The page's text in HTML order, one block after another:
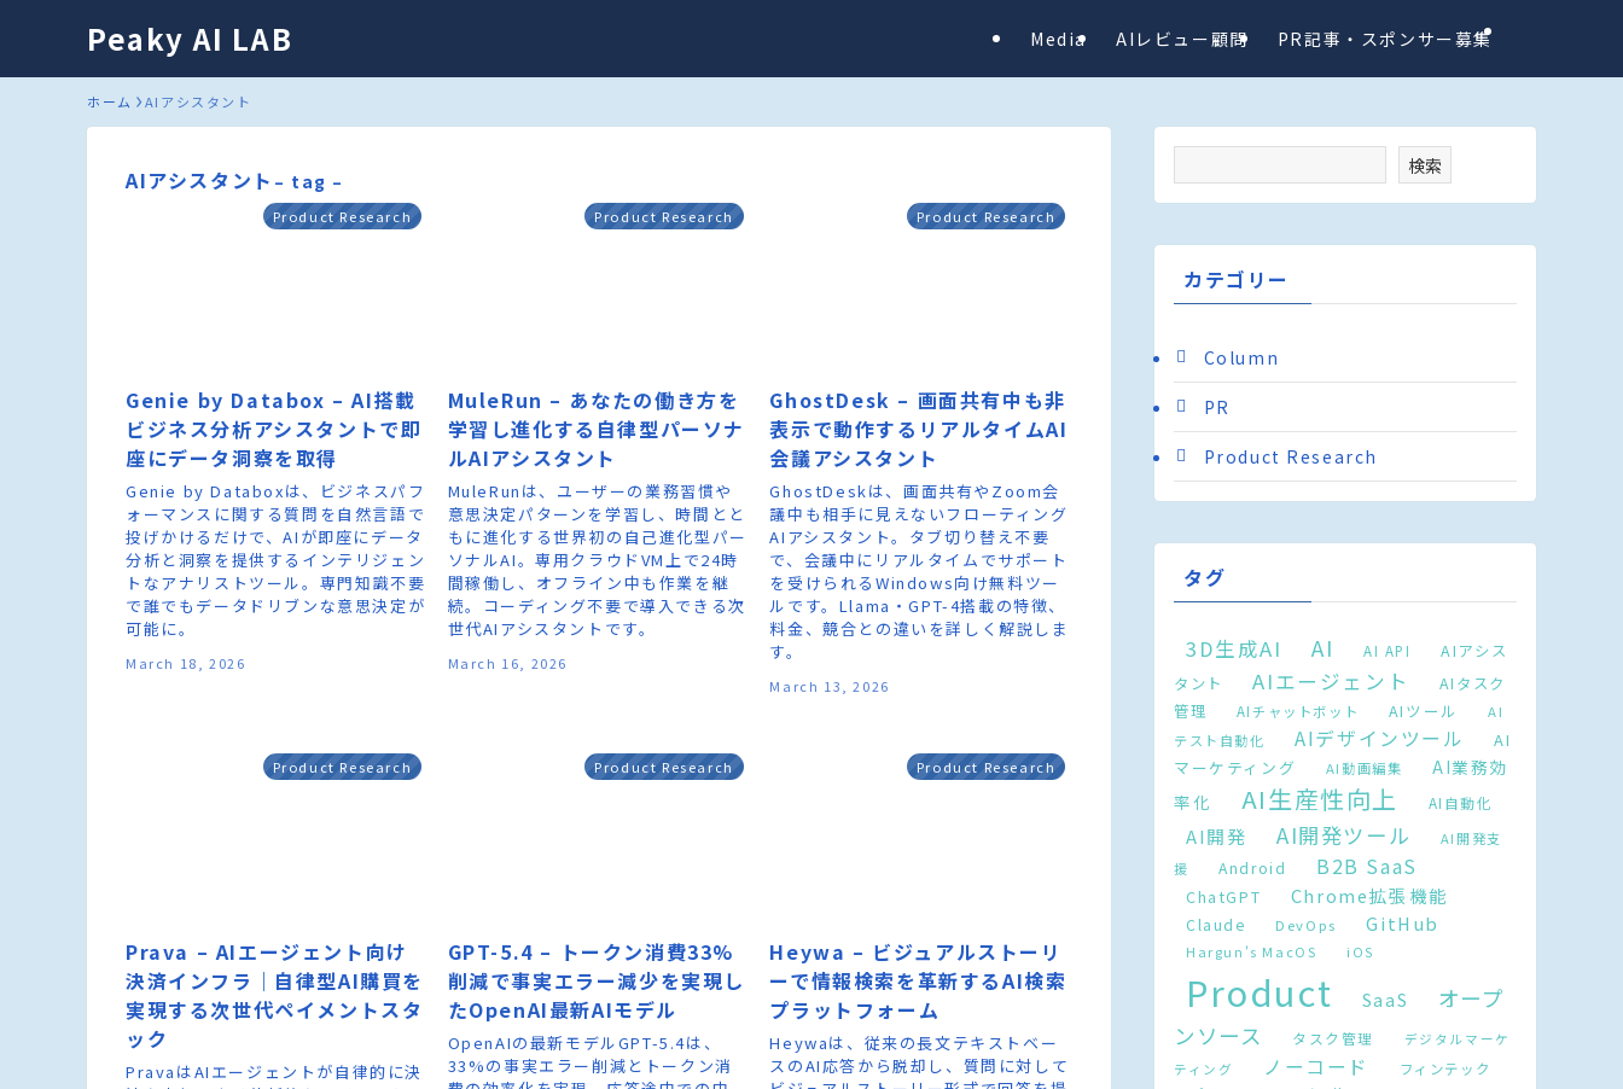
Peaky AI LAB Media AIレビュー顧問 PR記事・スポンサー募集
ホーム AIアシスタント
AIアシスタント – tag –
Product Research
Genie by Databox – AI搭載
ビジネス分析アシスタントで即
座にデータ洞察を取得
Genie by Databoxは、ビジネスパフ
ォーマンスに関する質問を自然言語で
投げかけるだけで、AIが即座にデータ
分析と洞察を提供するインテリジェン
トなアナリストツール。専門知識不要
で誰でもデータドリブンな意思決定が
可能に。
March 18, 2026
Product Research
MuleRun – あなたの働き方を
学習し進化する自律型パーソナ
ルAIアシスタント
MuleRunは、ユーザーの業務習慣や
意思決定パターンを学習し、時間とと
もに進化する世界初の自己進化型パー
ソナルAI。専用クラウドVM上で24時
間稼働し、オフライン中も作業を継
続。コーディング不要で導入できる次
世代AIアシスタントです。
March 16, 2026
Product Research
GhostDesk – 画面共有中も非
表示で動作するリアルタイムAI
会議アシスタント
GhostDeskは、画面共有やZoom会
議中も相手に見えないフローティング
AIアシスタント。タブ切り替え不要
で、会議中にリアルタイムでサポート
を受けられるWindows向け無料ツー
ルです。Llama・GPT-4搭載の特徴、
料金、競合との違いを詳しく解説しま
す。
March 13, 2026
Product Research
Prava – AIエージェント向け
決済インフラ｜自律型AI購買を
実現する次世代ペイメントスタ
ック
PravaはAIエージェントが自律的に決
Product Research
GPT-5.4 – トークン消費33%
削減で事実エラー減少を実現し
たOpenAI最新AIモデル
OpenAIの最新モデルGPT-5.4は、
33%の事実エラー削減とトークン消
Product Research
Heywa – ビジュアルストーリ
ーで情報検索を革新するAI検索
プラットフォーム
Heywaは、従来の長文テキストベー
スのAI応答から脱却し、質問に対して
検索
カテゴリー
Column
PR
Product Research
タグ
3D生成AI AI AI API
AIアシス
タント
AIエージェント
AIタスク
管理
AIチャットボット AIツール
AI
テスト自動化
AIデザインツール
AI
マーケティング
AI動画編集
AI業務効
率化
AI生産性向上 AI自動化
AI開発 AI開発ツール
AI開発支
援
Android B2B SaaS
ChatGPT Chrome拡張機能
Claude DevOps GitHub
Hargun's MacOS iOS
Product SaaS
オープ
ンソース
タスク管理
デジタルマーケ
ティング
ノーコード フィンテック